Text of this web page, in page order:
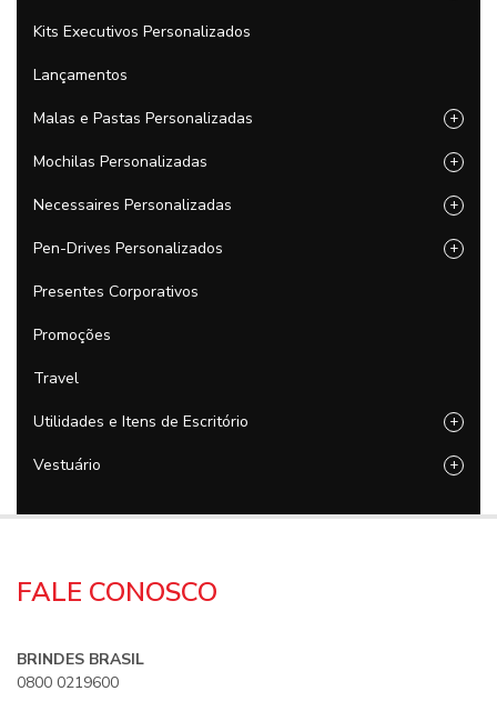
Kits Executivos Personalizados
Lançamentos
Malas e Pastas Personalizadas +
Mochilas Personalizadas +
Necessaires Personalizadas +
Pen-Drives Personalizados +
Presentes Corporativos
Promoções
Travel
Utilidades e Itens de Escritório +
Vestuário +
FALE CONOSCO
BRINDES BRASIL
0800 0219600